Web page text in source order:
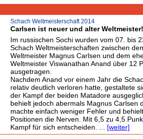
Schach Weltmeisterschaft 2014
Carlsen ist neuer und alter Weltmeister!
Im russischen Sochi wurden vom 07. bis
Schach Weltmeisterschaften zwischen
Weltmeister Magnus Carlsen und dem
Weltmeister Viswanathan Anand über 12
ausgetragen.
Nachdem Anand vor einem Jahr die
relativ deutlich verloren hatte, gestaltete
der Kampf der beiden Matadore
behielt jedoch abermals Magnus Carlsen
machte einfach weniger Fehler und
Positionen die Nerven. Mit 6,5 zu 4,5
Kampf für sich entscheiden. ... [weiter]